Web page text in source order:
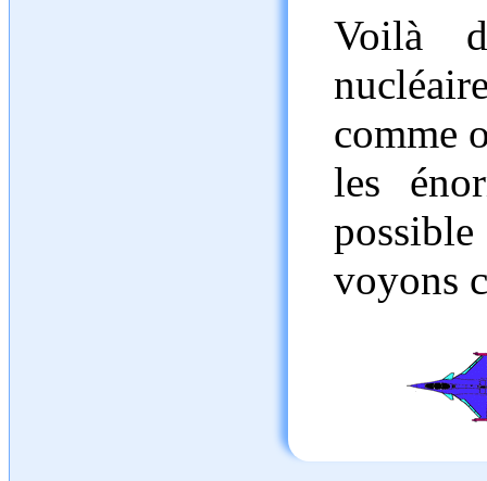
Voilà
comme
les
voyons